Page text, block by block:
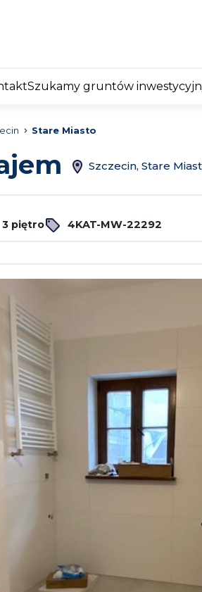
Szukamy gruntów
Stare Miasto
Szczecin, Stare
3 piętro 4KAT-MW-22292